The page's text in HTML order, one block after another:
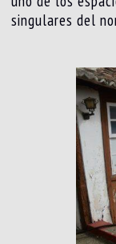
singulares del